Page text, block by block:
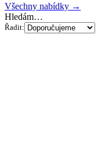
Všechny nabídky →
Hledám…
Řadit: